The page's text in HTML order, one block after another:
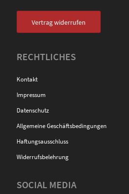
Vertrag widerrufen
RECHTLICHES
Kontakt
Impressum
Datenschutz
Allgemeine Geschäftsbedingungen
Haftungsausschluss
Widerrufsbelehrung
SOCIAL MEDIA